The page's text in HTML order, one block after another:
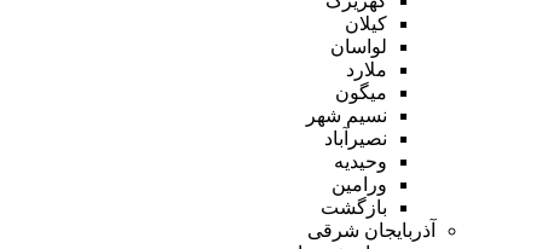
کیلان
لواسان
ملارد
میگون
نسیم شهر
نصیرآباد
وحیدیه
ورامین
بازگشت
آذربایجان شرقی